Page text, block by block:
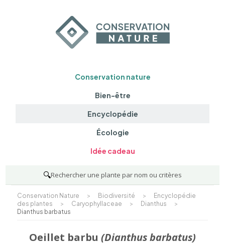
Conservation nature
Bien-être
Encyclopédie
Écologie
Idée cadeau
🔍Rechercher une plante par nom ou critères
Conservation Nature > Biodiversité >
Encyclopédie
des plantes
> Caryophyllaceae > Dianthus
>
Dianthus barbatus
Oeillet barbu (Dianthus barbatus)